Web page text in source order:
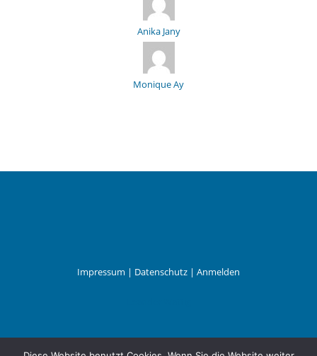
Anika Jany
Monique Ay
Impressum | Datenschutz | Anmelden